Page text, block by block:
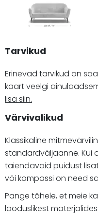
Tarvikud
Erinevad tarvikud on
kaart veelgi
lisa siin.
Värvivalikud
Klassikaline
standardväljaanne. Kui
täiendavaid puidust
või kompassi on need
Pange tähele, et meie
looduslikest